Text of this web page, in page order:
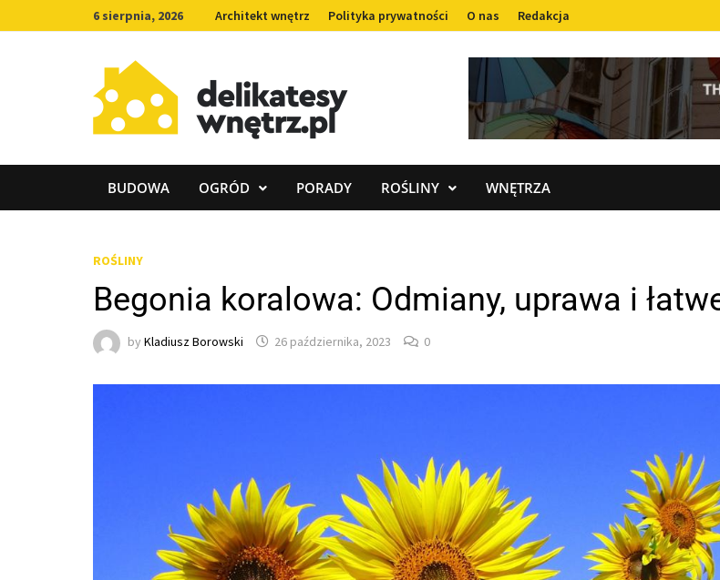
to
6 sierpnia, 2026 Architekt wnętrz Polityka prywatności O nas Redakcja
BUDOWA OGRÓD PORADY ROŚLINY WNĘTRZA
ROŚLINY
Begonia koralowa: Odmiany, uprawa i
by Kladiusz Borowski 26 października, 2023 0